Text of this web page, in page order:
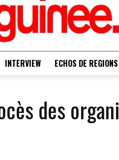
INTERVIEW ECHOS DE REGIONS
des